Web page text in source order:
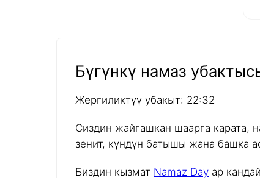
Бүгүнкү намаз
Жергиликтүү убакыт: 22:32
Сиздин жайгашкан шаарга карата,
зенит, күндүн батышы жана башка
Биздин кызмат Namaz Day ар